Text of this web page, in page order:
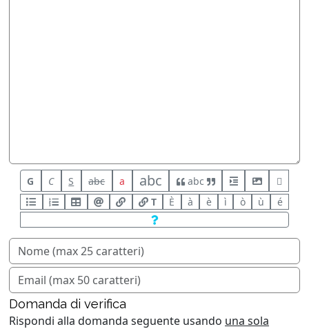
G C S abc a abc
abc
T
È à è ì ò ù é
Domanda di verifica
Rispondi alla domanda seguente usando una sola